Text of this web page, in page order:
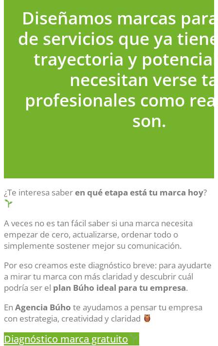
Diseñamos marcas
de servicios que ya
trayectoria y
necesitan verse
profesionales como
son.
¿Te interesa saberen qué etapa está tu marca hoy?
A veces no es tan fácil saber si una marca necesita
empezar de cero, actualizarse, ordenar todo o
simplemente sostener mejor su comunicación.
Por eso creamos este diagnóstico breve: para ayudarte
a mirar tu marca con más claridad y descubrir cuál
podría ser el plan Búho ideal para tu empresa.
En Agencia Búho te ayudamos a pensar tu empresa
con estrategia, creatividad y claridad
Diagnóstico marca gratuito